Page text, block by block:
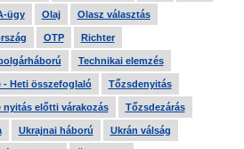
ügy Olaj Olasz választás
OTP Richter
Technikai elemzés
- Heti összefoglaló Tőzsdenyitás
nyitás előtti várakozás Tőzsdezárás
Ukrajnai háború Ukrán válság